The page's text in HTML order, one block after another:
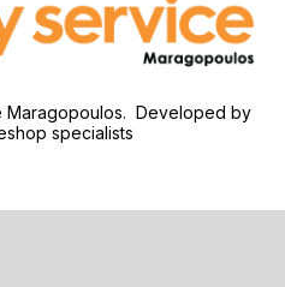
Maragopoulos. Developed by
specialists